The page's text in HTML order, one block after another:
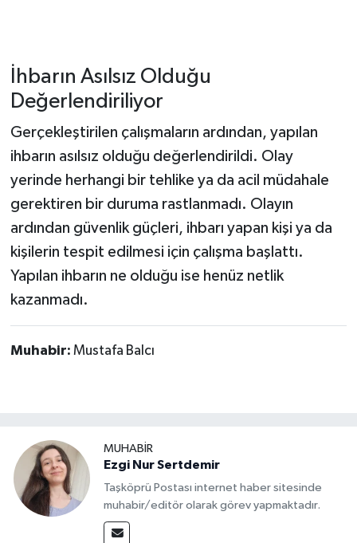
İhbarın Asılsız Olduğu
Değerlendiriliyor
Gerçekleştirilen çalışmaların ardından, yapılan
ihbarın asılsız olduğu değerlendirildi. Olay
yerinde herhangi bir tehlike ya da acil müdahale
gerektiren bir duruma rastlanmadı. Olayın
ardından güvenlik güçleri, ihbarı yapan kişi ya da
kişilerin tespit edilmesi için çalışma başlattı.
Yapılan ihbarın ne olduğu ise henüz netlik
kazanmadı.
Muhabir: Mustafa Balcı
MUHABİR
Ezgi Nur Sertdemir
Taşköprü Postası internet haber sitesinde
muhabir/editör olarak görev yapmaktadır.